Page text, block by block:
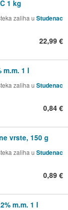
1 kg
zaliha u Studenac
22,99 €
m.m. 1 l
zaliha u Studenac
0,84 €
vrste, 150 g
zaliha u Studenac
0,89 €
m.m. 1 l